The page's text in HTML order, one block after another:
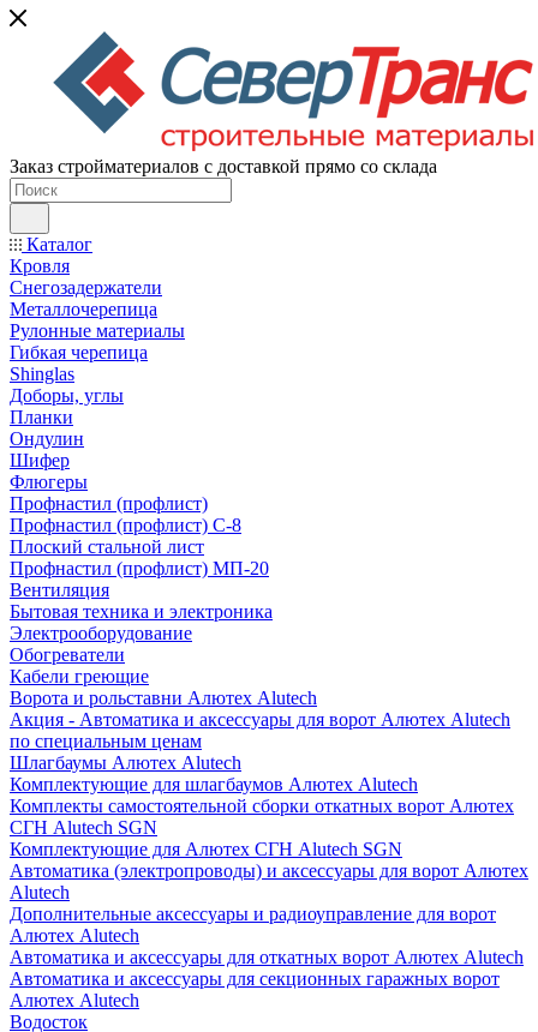
Заказ стройматериалов с доставкой прямо со склада
Каталог
Кровля
Снегозадержатели
Металлочерепица
Рулонные материалы
Гибкая черепица
Shinglas
Доборы, углы
Планки
Ондулин
Шифер
Флюгеры
Профнастил (профлист)
Профнастил (профлист) С-8
Плоский стальной лист
Профнастил (профлист) МП-20
Вентиляция
Бытовая техника и электроника
Электрооборудование
Обогреватели
Кабели греющие
Ворота и рольставни Алютех Alutech
Акция - Автоматика и аксессуары для ворот Алютех Alutech
по специальным ценам
Шлагбаумы Алютех Alutech
Комплектующие для шлагбаумов Алютех Alutech
Комплекты самостоятельной сборки откатных ворот Алютех
СГН Alutech SGN
Комплектующие для Алютех СГН Alutech SGN
Автоматика (электропроводы) и аксессуары для ворот Алютех
Alutech
Дополнительные аксессуары и радиоуправление для ворот
Алютех Alutech
Автоматика и аксессуары для откатных ворот Алютех Alutech
Автоматика и аксессуары для секционных гаражных ворот
Алютех Alutech
Водосток